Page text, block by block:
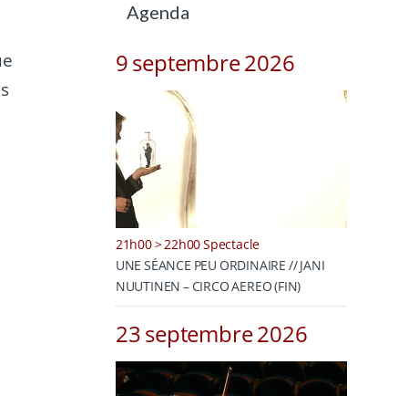
Agenda
9 septembre 2026
21h00 > 22h00 Spectacle
UNE SÉANCE PEU ORDINAIRE // JANI
NUUTINEN – CIRCO AEREO (FIN)
23 septembre 2026